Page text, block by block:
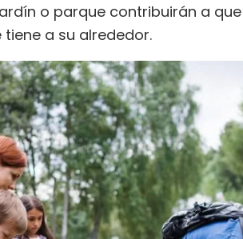
o parque contribuirán a
a su alrededor.